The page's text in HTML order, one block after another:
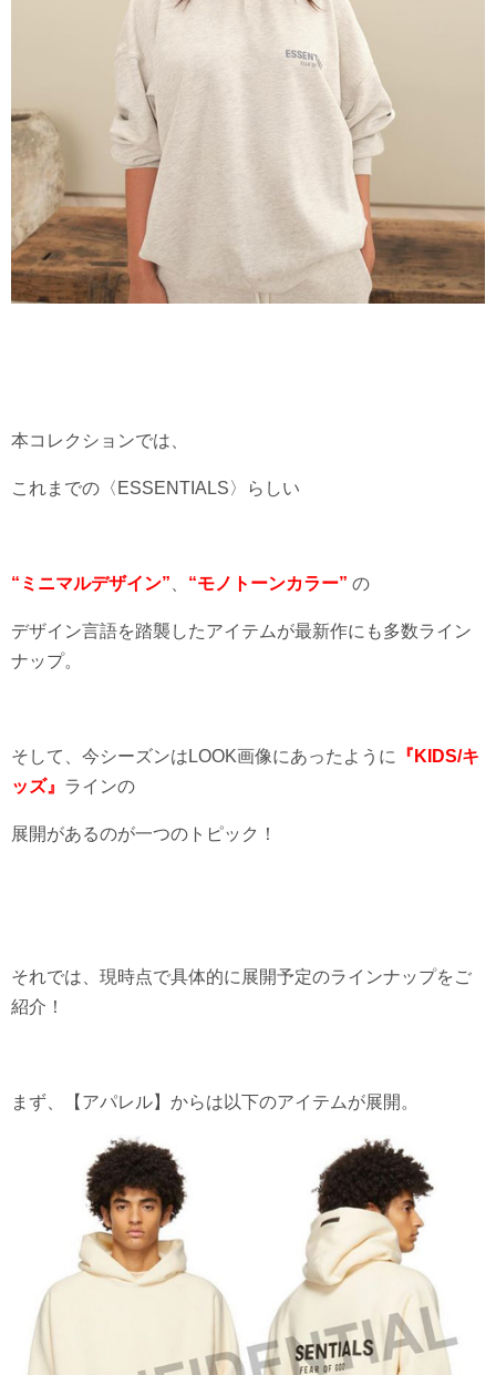
本コレクションでは、
これまでの〈ESSENTIALS〉らしい
“ミニマルデザイン” “モノトーンカラー” の
デザイン言語を踏襲したアイテムが最新作にも多数ライン
ナップ。
そして、今シーズンはLOOK画像にあったように
『KIDS/キ
ッズ』 ラインの
展開があるのが一つのトピック！
それでは、現時点で具体的に展開予定のラインナップをご
紹介！
まず、【アパレル】からは以下のアイテムが展開。